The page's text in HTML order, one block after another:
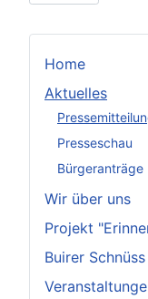
Home
Aktuelles
Presseschau
Bürgeranträge
Wir über uns
Projekt
Buirer Schnüss